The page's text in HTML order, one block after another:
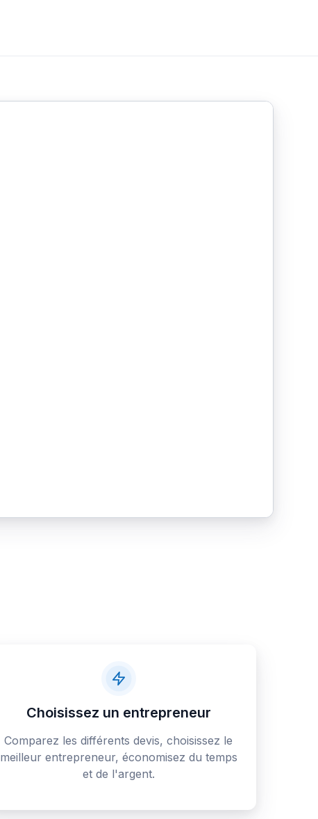
Choisissez un entrepreneur
Comparez les différents devis, choisissez le
meilleur entrepreneur, économisez du temps
et de l'argent.